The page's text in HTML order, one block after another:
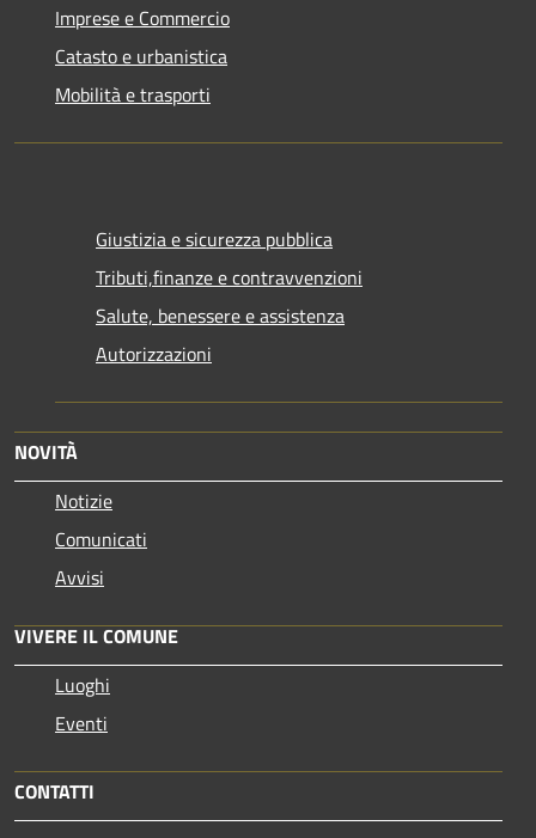
Imprese e Commercio
Catasto e urbanistica
Mobilità e trasporti
Giustizia e sicurezza pubblica
Tributi,finanze e contravvenzioni
Salute, benessere e assistenza
Autorizzazioni
NOVITÀ
Notizie
Comunicati
Avvisi
VIVERE IL COMUNE
Luoghi
Eventi
CONTATTI